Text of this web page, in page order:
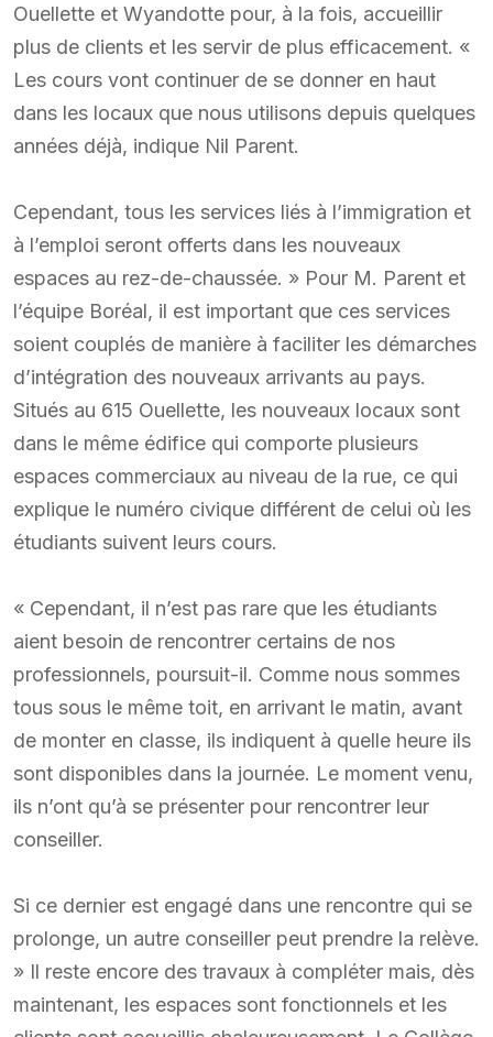
Ouellette et Wyandotte pour, à la fois, accueillir
plus de clients et les servir de plus efficacement. «
Les cours vont continuer de se donner en haut
dans les locaux que nous utilisons depuis quelques
années déjà, indique Nil Parent.
Cependant, tous les services liés à l’immigration et
à l’emploi seront offerts dans les nouveaux
espaces au rez-de-chaussée. » Pour M. Parent et
l’équipe Boréal, il est important que ces services
soient couplés de manière à faciliter les démarches
d’intégration des nouveaux arrivants au pays.
Situés au 615 Ouellette, les nouveaux locaux sont
dans le même édifice qui comporte plusieurs
espaces commerciaux au niveau de la rue, ce qui
explique le numéro civique différent de celui où les
étudiants suivent leurs cours.
« Cependant, il n’est pas rare que les étudiants
aient besoin de rencontrer certains de nos
professionnels, poursuit-il. Comme nous sommes
tous sous le même toit, en arrivant le matin, avant
de monter en classe, ils indiquent à quelle heure ils
sont disponibles dans la journée. Le moment venu,
ils n’ont qu’à se présenter pour rencontrer leur
conseiller.
Si ce dernier est engagé dans une rencontre qui se
prolonge, un autre conseiller peut prendre la relève.
» Il reste encore des travaux à compléter mais, dès
maintenant, les espaces sont fonctionnels et les